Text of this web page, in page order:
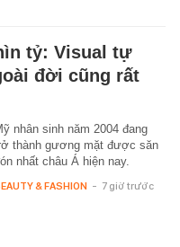
tỷ: Visual tự
đời cũng rất
nhân sinh năm 2004 đang
thành gương mặt được săn
nhất châu Á hiện nay.
& FASHION - 7 giờ trước